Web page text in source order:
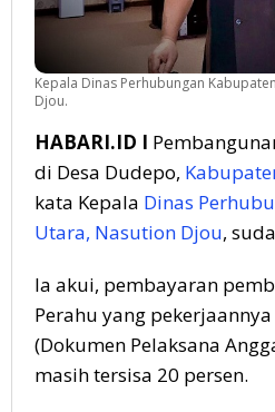
Kepala Dinas Perhubungan
Djou.
HABARI.ID I
di Desa Dudepo,
kata Kepala Dinas
Utara, Nasution Djou,
Ia akui, pembayaran
Perahu yang
(Dokumen Pelaksana
masih tersisa 20 persen.